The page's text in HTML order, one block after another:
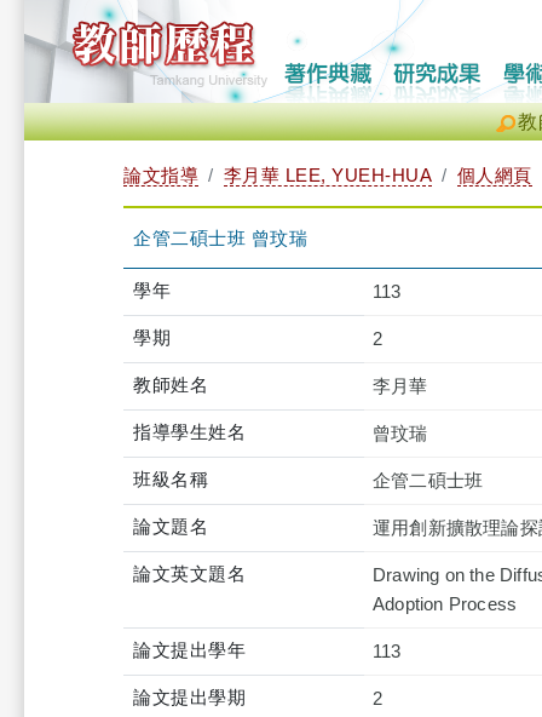
教
論文指導 李月華 LEE, YUEH-HUA 個人網頁
企管二碩士班 曾玟瑞
學年 113
學期 2
教師姓名 李月華
指導學生姓名 曾玟瑞
班級名稱 企管二碩士班
論文題名 運用創新擴散理論
論文英文題名
Drawing on the
Adoption Process
論文提出學年 113
論文提出學期 2